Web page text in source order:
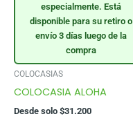
especialmente. Está
disponible para su retiro o
envío 3 días luego de la
compra
COLOCASIAS
COLOCASIA ALOHA
Desde solo $31.200